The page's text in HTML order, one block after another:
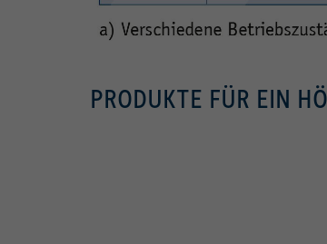
PRODUKTE FÜR EIN